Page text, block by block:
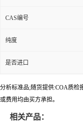
CAS编号
纯度
是否进口
分析标准品;随货提供:COA质检
或费用均由买方承担。
相关产品：